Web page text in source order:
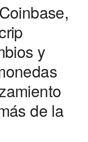
y
de la